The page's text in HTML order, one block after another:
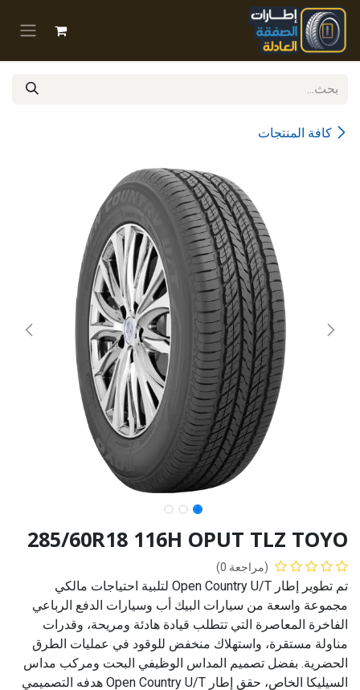
تخطي للذهاب إلى المحتوى
كافة المنتجات
285/60R18 116H OPUT TLZ TOYO
(مراجعة 0)
تم تطوير إطار Open Country U/T لتلبية احتياجات مالكي
مجموعة واسعة من سيارات البيك أب وسيارات الدفع الرباعي
الفاخرة المعاصرة التي تتطلب قيادة هادئة ومريحة، وقدرات
مناولة مستقرة، واستهلاك منخفض للوقود في عمليات الطرق
الحضرية. بفضل تصميم المداس الوظيفي البحت ومركب مداس
السيليكا الخاص، حقق إطار Open Country U/T هدفه التصميمي